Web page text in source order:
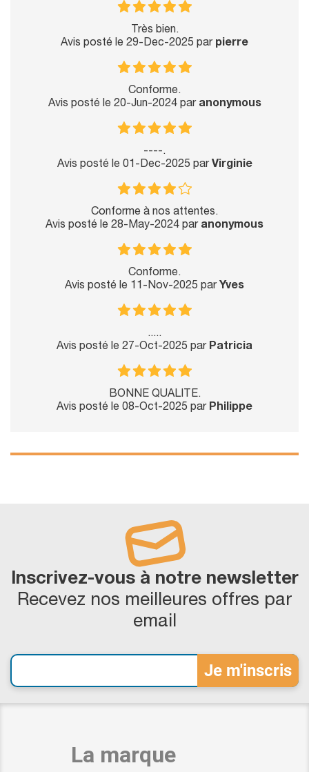
Très bien.
Avis posté le 29-Dec-2025 par pierre
Conforme.
Avis posté le 20-Jun-2024 par anonymous
----.
Avis posté le 01-Dec-2025 par Virginie
Conforme à nos attentes.
Avis posté le 28-May-2024 par anonymous
Conforme.
Avis posté le 11-Nov-2025 par Yves
.....
Avis posté le 27-Oct-2025 par Patricia
BONNE QUALITE.
Avis posté le 08-Oct-2025 par Philippe
Inscrivez-vous à notre newsletter
Recevez nos meilleures offres par
email